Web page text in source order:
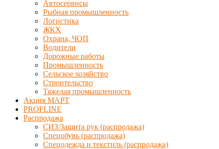
Автосервисы
Рыбная промышленность
Логистика
ЖКХ
Охрана, ЧОП
Водители
Дорожные работы
Промышленность
Сельское хозяйство
Строительство
Тяжелая промышленность
Акция МАРТ
PROFLINE
Распродажа
СИЗ/Защита рук (распродажа)
Спецобувь (распродажа)
Спецодежда и текстиль (распродажа)